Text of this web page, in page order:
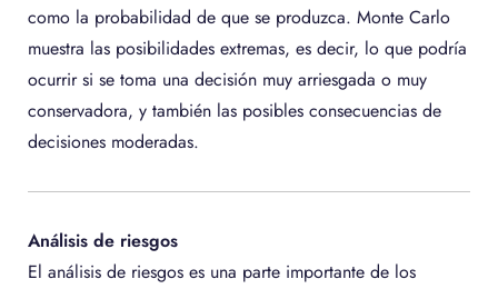
como la probabilidad de que se produzca. Monte Carlo
muestra las posibilidades extremas, es decir, lo que podría
ocurrir si se toma una decisión muy arriesgada o muy
conservadora, y también las posibles consecuencias de
decisiones moderadas.
Análisis de riesgos
El análisis de riesgos es una parte importante de los